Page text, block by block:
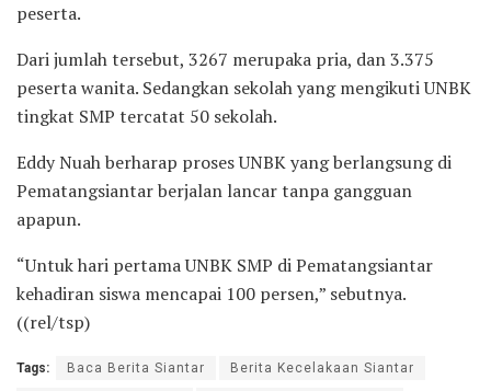
peserta.
Dari jumlah tersebut, 3267 merupaka pria, dan 3.375
peserta wanita. Sedangkan sekolah yang mengikuti UNBK
tingkat SMP tercatat 50 sekolah.
Eddy Nuah berharap proses UNBK yang berlangsung di
Pematangsiantar berjalan lancar tanpa gangguan
apapun.
“Untuk hari pertama UNBK SMP di Pematangsiantar
kehadiran siswa mencapai 100 persen,” sebutnya.
((rel/tsp)
Tags: Baca Berita Siantar Berita Kecelakaan Siantar